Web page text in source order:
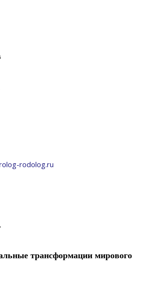
rodolog.ru
трансформации мирового